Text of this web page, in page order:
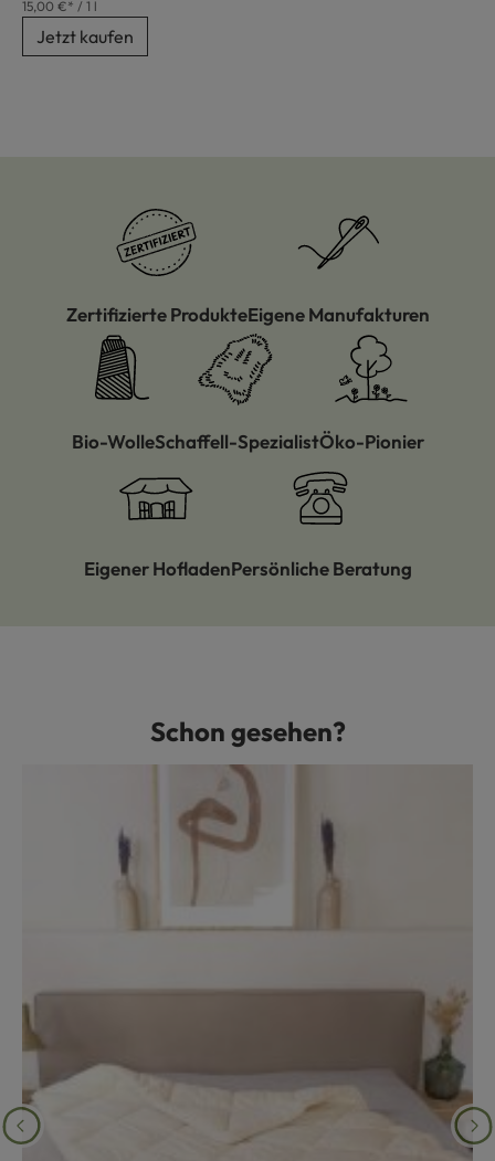
15,00 €* / 1 l
Jetzt kaufen
Zertifizierte ProdukteEigene Manufakturen
Bio-WolleSchaffell-SpezialistÖko-Pionier
Eigener HofladenPersönliche Beratung
Produktgalerie überspringenSchon gesehen?